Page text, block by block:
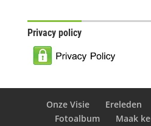
Privacy policy
Onze Visie Ereleden
Fotoalbum
Maak